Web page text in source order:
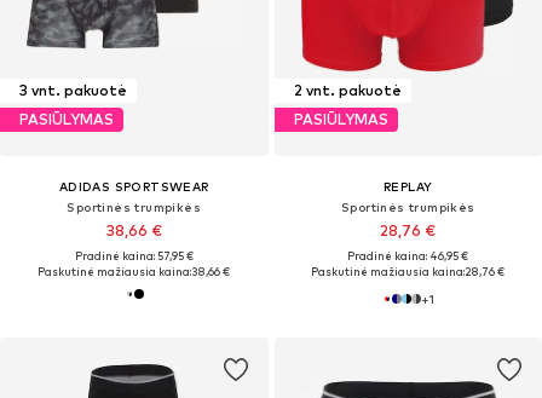
3 vnt. pakuotė
PASIŪLYMAS
ADIDAS SPORTSWEAR
Sportinės trumpikės
38,66 €
Pradinė kaina: 57,95 €
Paskutinė mažiausia kaina:38,66 €
2 vnt. pakuotė
PASIŪLYMAS
REPLAY
Sportinės trumpikės
28,76 €
Pradinė kaina: 46,95 €
Paskutinė mažiausia kaina:28,76 €
+1